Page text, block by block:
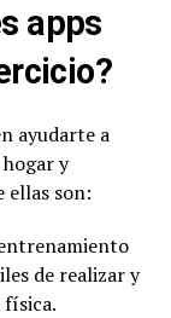
apps
ayudarte a
y
ellas son:
de realizar y
física.